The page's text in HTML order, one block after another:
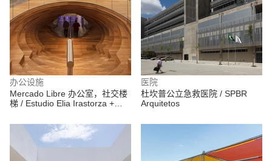
办公设施
Mercado Libre 办公室，社交楼
梯 / Estudio Elia Irastorza +
医院
杜坎普公立急救医院 / SPBR
Arquitetos